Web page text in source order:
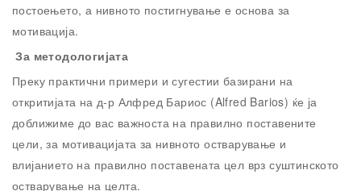
постоењето, а нивното постигнување е основа за
мотивација.
За методологијата
Преку практични примери и сугестии базирани на
откритијата на д-р Алфред Бариос (Alfred Barios) ќе ја
доближиме до вас важноста на правилно поставените
цели, за мотивацијата за нивното остварување и
влијанието на правилно поставената цел врз суштинското
остварување на целта.